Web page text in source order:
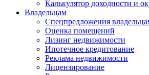
Калькулятор доходности и
Владельцам
Спецпредложения
Оценка помещений
Лизинг недвижимости
Ипотечное кредитование
Реклама недвижимости
Лицензирование